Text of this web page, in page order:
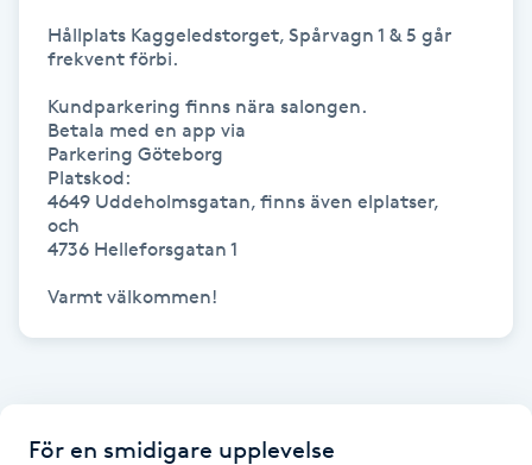
Fransfärgning
Fransförlängning
Fransförlängning Megavolym
Fransförlängning Volym
Frekvensterapi
Hållplats Kaggeledstorget, Spårvagn 1 & 5 går
frekvent förbi.
Kundparkering finns nära salongen.
Betala med en app via
Parkering Göteborg
Platskod:
4649 Uddeholmsgatan, finns även elplatser,
och
4736 Helleforsgatan 1
Varmt välkommen!
För en smidigare upplevelse